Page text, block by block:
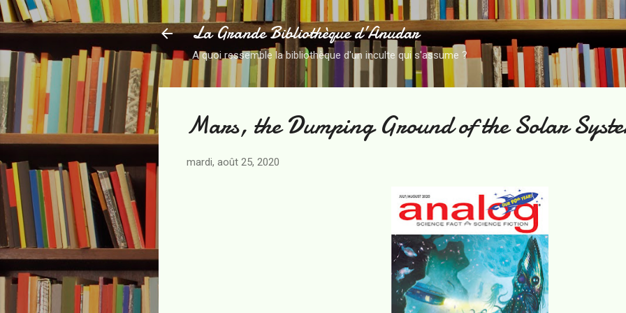
Accéder au contenu principal
La Grande Bibliothèque d’Anudar
A quoi ressemble la bibliothèque d'un inculte qui s'assume ?
Mars, the Dumping Ground of the Solar
mardi, août 25, 2020